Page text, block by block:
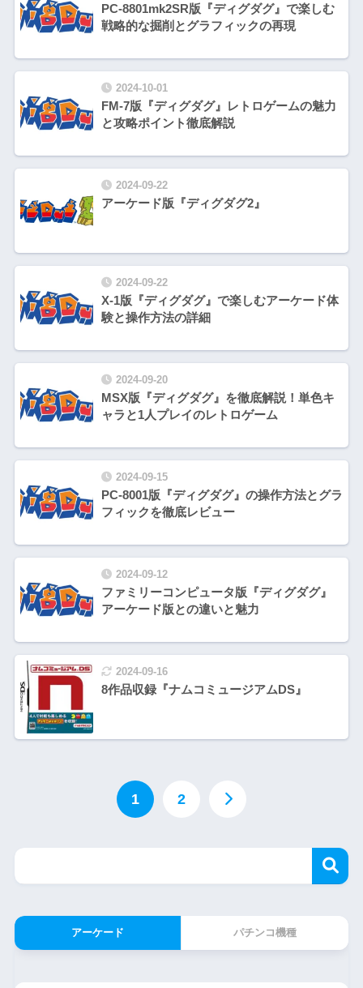
PC-8801mk2SR版『ディグダグ』で楽しむ
戦略的な掘削とグラフィックの再現
2024-10-01
FM-7版『ディグダグ』レトロゲームの魅力
と攻略ポイント徹底解説
2024-09-22
アーケード版『ディグダグ2』
2024-09-22
X-1版『ディグダグ』で楽しむアーケード体
験と操作方法の詳細
2024-09-20
MSX版『ディグダグ』を徹底解説！単色キ
ャラと1人プレイのレトロゲーム
2024-09-15
PC-8001版『ディグダグ』の操作方法とグラ
フィックを徹底レビュー
2024-09-12
ファミリーコンピュータ版『ディグダグ』
アーケード版との違いと魅力
2024-09-16
8作品収録『ナムコミュージアムDS』
1 2
アーケード パチンコ機種